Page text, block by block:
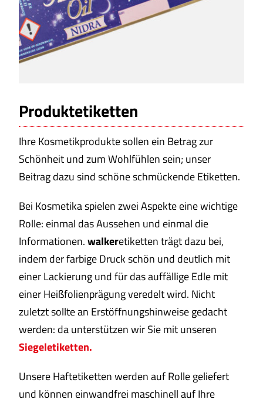
Produktetiketten
Ihre Kosmetikprodukte sollen ein Betrag zur
Schönheit und zum Wohlfühlen sein; unser
Beitrag dazu sind schöne schmückende Etiketten.
Bei Kosmetika spielen zwei Aspekte eine wichtige
Rolle: einmal das Aussehen und einmal die
Informationen.walkeretiketten trägt dazu bei,
indem der farbige Druck schön und deutlich mit
einer Lackierung und für das auffällige Edle mit
einer Heißfolienprägung veredelt wird. Nicht
zuletzt sollte an Erstöffnungshinweise gedacht
werden: da unterstützen wir Sie mit unseren
Siegeletiketten.
Unsere Haftetiketten werden auf Rolle geliefert
und können einwandfrei maschinell auf Ihre